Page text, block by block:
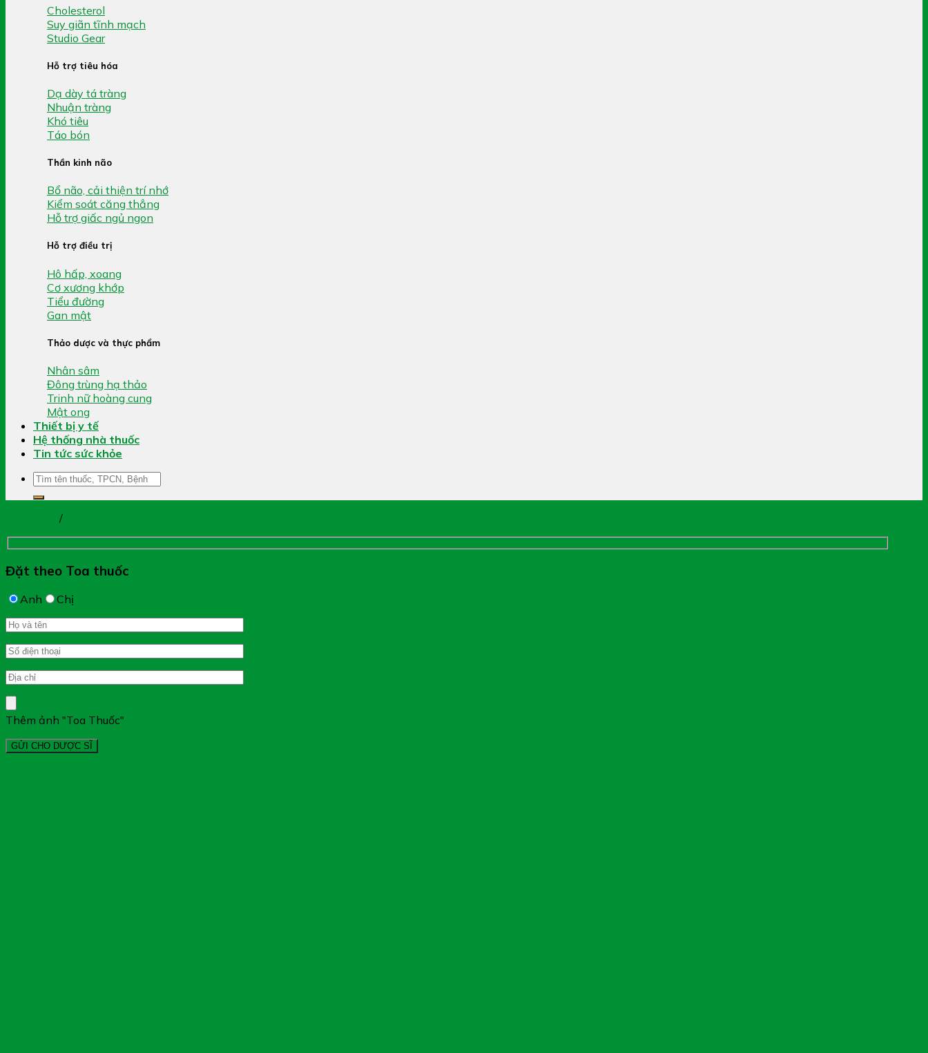
Cholesterol
Suy giãn tĩnh mạch
Studio Gear
Hỗ trợ tiêu hóa
Dạ dày tá tràng
Nhuận tràng
Khó tiêu
Táo bón
Thần kinh não
Bổ não, cải thiện trí nhớ
Kiểm soát căng thẳng
Hỗ trợ giấc ngủ ngon
Hỗ trợ điều trị
Hô hấp, xoang
Cơ xương khớp
Tiểu đường
Gan mật
Thảo dược và thực phẩm
Nhân sâm
Đông trùng hạ thảo
Trinh nữ hoàng cung
Mật ong
Thiết bị y tế
Hệ thống nhà thuốc
Tin tức sức khỏe
Tìm
kiếm:
/
Đặt theo Toa thuốc
Anh Chị
Thêm ảnh "Toa Thuốc"